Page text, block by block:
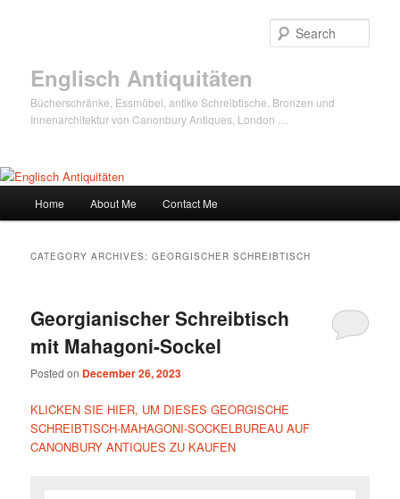
Englisch Antiquitäten
Bücherschränke, Essmöbel, antike Schreibtische, Bronzen und
Innenarchitektur von Canonbury Antiques, London …
Skip
content
Skip
content
Home About Me Contact Me
CATEGORY ARCHIVES:GEORGISCHER SCHREIBTISCH
Georgianischer Schreibtisch
mit Mahagoni-Sockel
Posted on December 26, 2023
KLICKEN SIE HIER, UM DIESES GEORGISCHE
SCHREIBTISCH-MAHAGONI-SOCKELBUREAU AUF
CANONBURY ANTIQUES ZU KAUFEN